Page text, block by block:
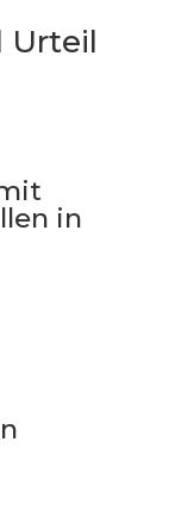
Urteil
in